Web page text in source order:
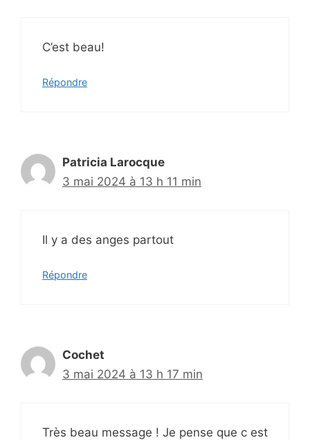
C’est beau!
Répondre
Patricia Larocque
3 mai 2024 à 13 h 11 min
Il y a des anges partout
Répondre
Cochet
3 mai 2024 à 13 h 17 min
Très beau message ! Je pense que c est